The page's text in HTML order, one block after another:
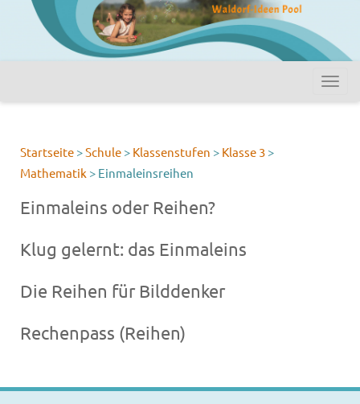
Startseite >Schule > Klassenstufen > Klasse 3 >
Mathematik > Einmaleinsreihen
Einmaleins oder Reihen?
Klug gelernt: das Einmaleins
Die Reihen für Bilddenker
Rechenpass (Reihen)